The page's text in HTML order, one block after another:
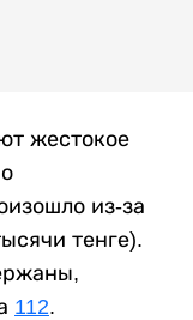
жестокое
из-за
тенге).
112.